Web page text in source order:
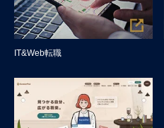
IT&Web転職